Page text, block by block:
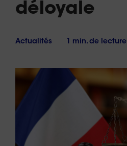
déloyale
Actualités 1 min. de lecture